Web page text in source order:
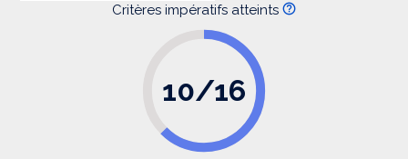
Critères impératifs atteints
10/16